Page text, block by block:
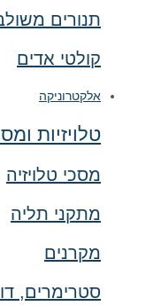
תנורים
קולטי אדים
אלקטרוניקה
טלויזיות
מסכי טלויזיה
מתקני תליה
מקרנים
סטרימרים,